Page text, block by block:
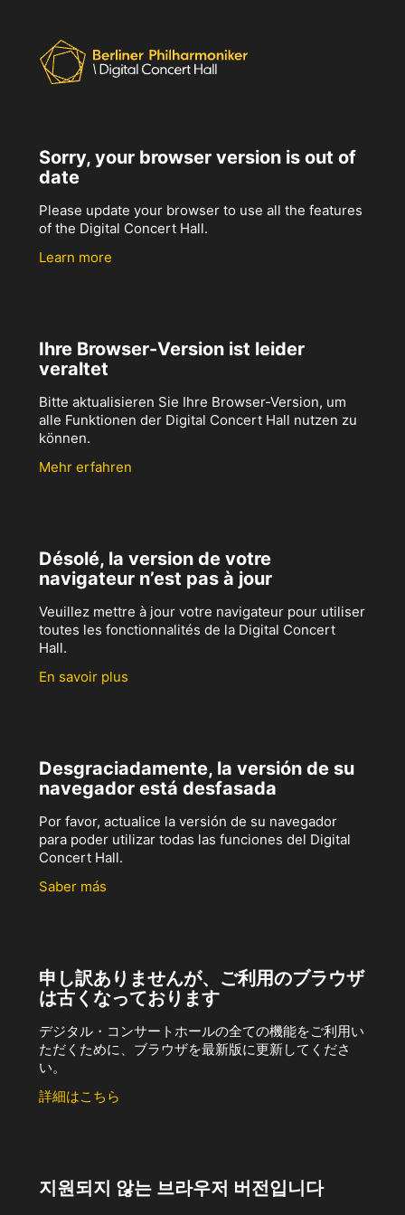
Sorry, your browser version is out of
date
Please update your browser to use all the features
of the Digital Concert Hall.
Learn more
Ihre Browser-Version ist leider
veraltet
Bitte aktualisieren Sie Ihre Browser-Version, um
alle Funktionen der Digital Concert Hall nutzen zu
können.
Mehr erfahren
Désolé, la version de votre
navigateur n’est pas à jour
Veuillez mettre à jour votre navigateur pour utiliser
toutes les fonctionnalités de la Digital Concert
Hall.
En savoir plus
Desgraciadamente, la versión de su
navegador está desfasada
Por favor, actualice la versión de su navegador
para poder utilizar todas las funciones del Digital
Concert Hall.
Saber más
申し訳ありませんが、ご利用のブラウザ
は古くなっております
デジタル・コンサートホールの全ての機能をご利用い
ただくために、ブラウザを最新版に更新してくださ
い。
詳細はこちら
지원되지 않는 브라우저 버전입니다